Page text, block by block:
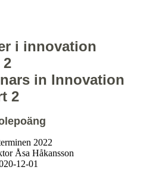
i innovation
in Innovation
2
2022
Åsa Håkansson
12-01